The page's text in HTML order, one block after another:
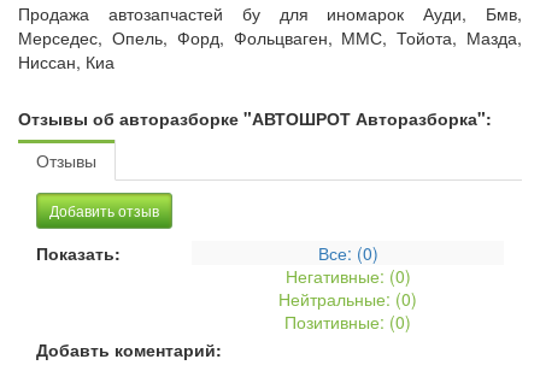
Продажа автозапчастей бу для иномарок Ауди, Бмв,
Мерседес, Опель, Форд, Фольцваген, ММС, Тойота, Мазда,
Ниссан, Киа
Отзывы об авторазборке "АВТОШРОТ Авторазборка":
Отзывы
Добавить отзыв
Показать: Все: (0)
Негативные: (0)
Нейтральные: (0)
Позитивные: (0)
Добавть коментарий: